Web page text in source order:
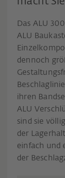
Das ALU
ALU
dennoch
ihren
ALU
sind sie
der
einfach und
der